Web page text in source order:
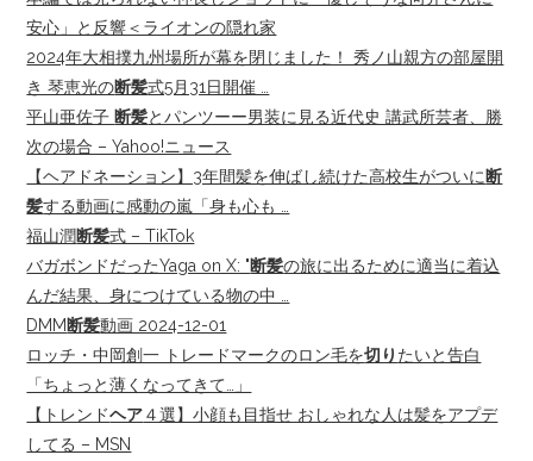
安心」と反響＜ライオンの隠れ家
2024年大相撲九州場所が幕を閉じました！ 秀ノ山親方の部屋開
き 琴恵光の断髪式5月31日開催 …
平山亜佐子 断髪とパンツーー男装に見る近代史 講武所芸者、勝
次の場合 – Yahoo!ニュース
【ヘアドネーション】3年間髪を伸ばし続けた高校生がついに 断
髪する動画に感動の嵐「身も心も …
福山潤断髪式 – TikTok
バガボンドだったYaga on X: "断髪の旅に出るために適当に着込
んだ結果、身につけている物の中 …
DMM 断髪動画 2024-12-01
ロッチ・中岡創一 トレードマークのロン毛を切り たいと告白
「ちょっと薄くなってきて…」
【トレンドヘア４選】小顔も目指せ おしゃれな人は髪をアプデ
してる – MSN